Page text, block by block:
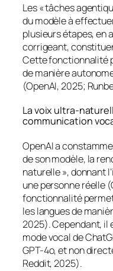
Les « tâches
du modèle à
plusieurs étapes, en
corrigeant,
Cette fonctionnalité
de manière
(OpenAI, 2025;
La voix ultra-
communication
OpenAI a
de son modèle, la
naturelle », donnant
une personne réelle
fonctionnalité
les langues de
2025). Cependant, il
mode vocal de
GPT-4o, et non
Reddit, 2025).